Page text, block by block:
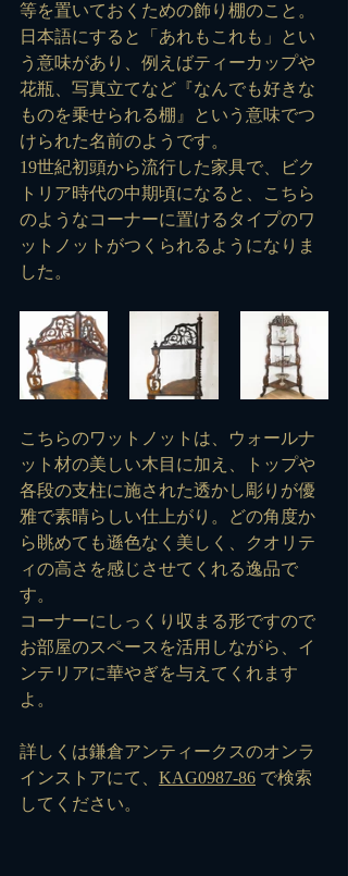
等を置いておくための飾り棚のこと。
日本語にすると「あれもこれも」とい
う意味があり、例えばティーカップや
花瓶、写真立てなど『なんでも好きな
ものを乗せられる棚』という意味でつ
けられた名前のようです。
19世紀初頭から流行した家具で、ビク
トリア時代の中期頃になると、こちら
のようなコーナーに置けるタイプのワ
ットノットがつくられるようになりま
した。
こちらのワットノットは、ウォールナ
ット材の美しい木目に加え、トップや
各段の支柱に施された透かし彫りが優
雅で素晴らしい仕上がり。どの角度か
ら眺めても遜色なく美しく、クオリテ
ィの高さを感じさせてくれる逸品で
す。
コーナーにしっくり収まる形ですので
お部屋のスペースを活用しながら、イ
ンテリアに華やぎを与えてくれます
よ。
詳しくは鎌倉アンティークスのオンラ
インストアにて、 KAG0987-86 で検索
してください。